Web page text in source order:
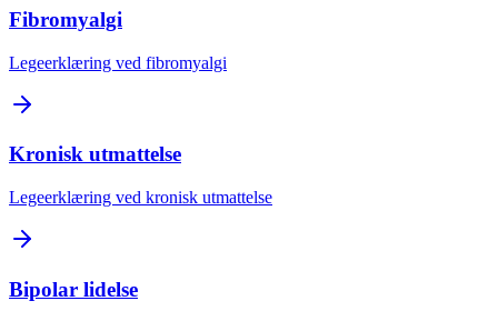
Fibromyalgi
Legeerklæring ved fibromyalgi
Kronisk utmattelse
Legeerklæring ved kronisk utmattelse
Bipolar lidelse